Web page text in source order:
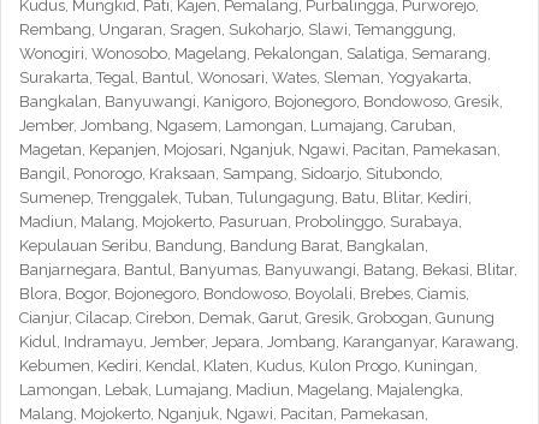
Kudus, Mungkid, Pati, Kajen, Pemalang, Purbalingga, Purworejo,
Rembang, Ungaran, Sragen, Sukoharjo, Slawi, Temanggung,
Wonogiri, Wonosobo, Magelang, Pekalongan, Salatiga, Semarang,
Surakarta, Tegal, Bantul, Wonosari, Wates, Sleman, Yogyakarta,
Bangkalan, Banyuwangi, Kanigoro, Bojonegoro, Bondowoso, Gresik,
Jember, Jombang, Ngasem, Lamongan, Lumajang, Caruban,
Magetan, Kepanjen, Mojosari, Nganjuk, Ngawi, Pacitan, Pamekasan,
Bangil, Ponorogo, Kraksaan, Sampang, Sidoarjo, Situbondo,
Sumenep, Trenggalek, Tuban, Tulungagung, Batu, Blitar, Kediri,
Madiun, Malang, Mojokerto, Pasuruan, Probolinggo, Surabaya,
Kepulauan Seribu, Bandung, Bandung Barat, Bangkalan,
Banjarnegara, Bantul, Banyumas, Banyuwangi, Batang, Bekasi, Blitar,
Blora, Bogor, Bojonegoro, Bondowoso, Boyolali, Brebes, Ciamis,
Cianjur, Cilacap, Cirebon, Demak, Garut, Gresik, Grobogan, Gunung
Kidul, Indramayu, Jember, Jepara, Jombang, Karanganyar, Karawang,
Kebumen, Kediri, Kendal, Klaten, Kudus, Kulon Progo, Kuningan,
Lamongan, Lebak, Lumajang, Madiun, Magelang, Majalengka,
Malang, Mojokerto, Nganjuk, Ngawi, Pacitan, Pamekasan,